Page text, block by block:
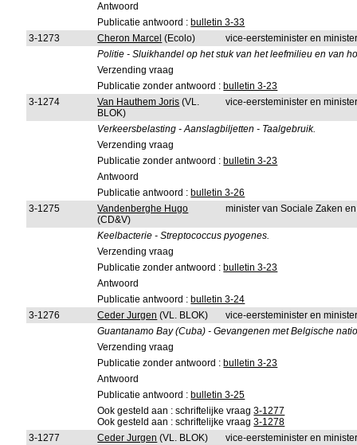
Antwoord
Publicatie antwoord : bulletin 3-33
3-1273
Cheron Marcel (Ecolo)
vice-eersteminister en
Politie - Sluikhandel op het stuk van het leefmilieu en van
Verzending vraag
Publicatie zonder antwoord : bulletin 3-23
3-1274
Van Hauthem Joris (VL.
BLOK)
vice-eersteminister en
Verkeersbelasting - Aanslagbiljetten - Taalgebruik.
Verzending vraag
Publicatie zonder antwoord : bulletin 3-23
Antwoord
Publicatie antwoord : bulletin 3-26
3-1275
Vandenberghe Hugo
(CD&V)
minister van Sociale Zaken
Keelbacterie - Streptococcus pyogenes.
Verzending vraag
Publicatie zonder antwoord : bulletin 3-23
Antwoord
Publicatie antwoord : bulletin 3-24
3-1276
Ceder Jurgen (VL. BLOK)
vice-eersteminister en
Guantanamo Bay (Cuba) - Gevangenen met Belgische
Verzending vraag
Publicatie zonder antwoord : bulletin 3-23
Antwoord
Publicatie antwoord : bulletin 3-25
Ook gesteld aan : schriftelijke vraag3-1277
Ook gesteld aan : schriftelijke vraag3-1278
3-1277
Ceder Jurgen (VL. BLOK)
vice-eersteminister en